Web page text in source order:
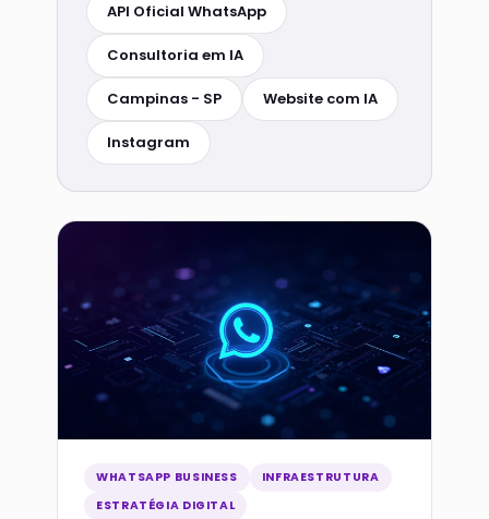
API Oficial WhatsApp
Consultoria em IA
Campinas - SP Website com IA
Instagram
WHATSAPP BUSINESS
INFRAESTRUTURA
ESTRATÉGIA DIGITAL